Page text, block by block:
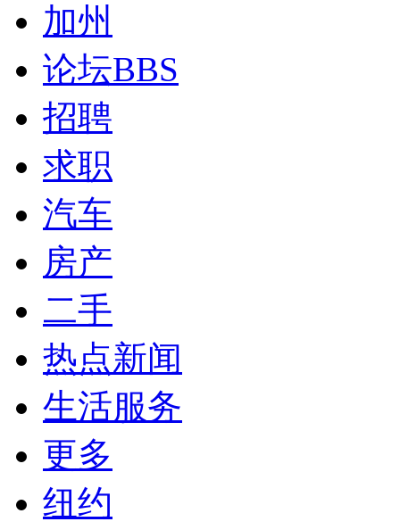
加州
论坛BBS
招聘
求职
汽车
房产
二手
热点新闻
生活服务
更多
纽约